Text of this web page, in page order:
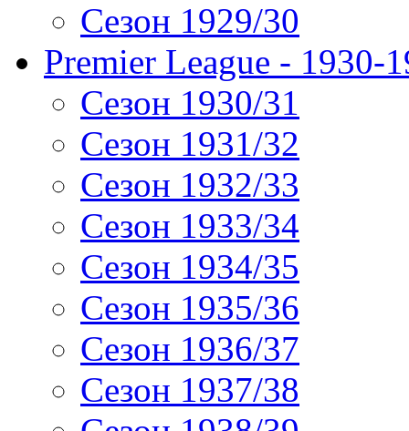
Сезон 1929/30
Premier League - 1930-
Сезон 1930/31
Сезон 1931/32
Сезон 1932/33
Сезон 1933/34
Сезон 1934/35
Сезон 1935/36
Сезон 1936/37
Сезон 1937/38